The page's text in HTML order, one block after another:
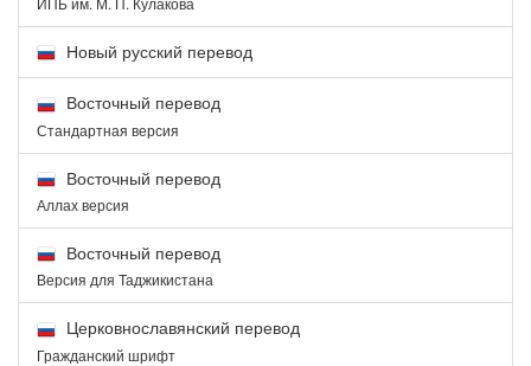
Новый русский перевод
Восточный перевод
Стандартная версия
Восточный перевод
Аллах версия
Восточный перевод
Версия для Таджикистана
Церковнославянский перевод
Гражданский шрифт